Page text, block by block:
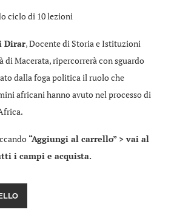
ciclo di 10 lezioni
Dirar, Docente di Storia e Istituzioni
di Macerata, ripercorrerà con sguardo
dalla foga politica il ruolo che
africani hanno avuto nel processo di
“Aggiungi al carrello” > vai al
i campi e acquista.